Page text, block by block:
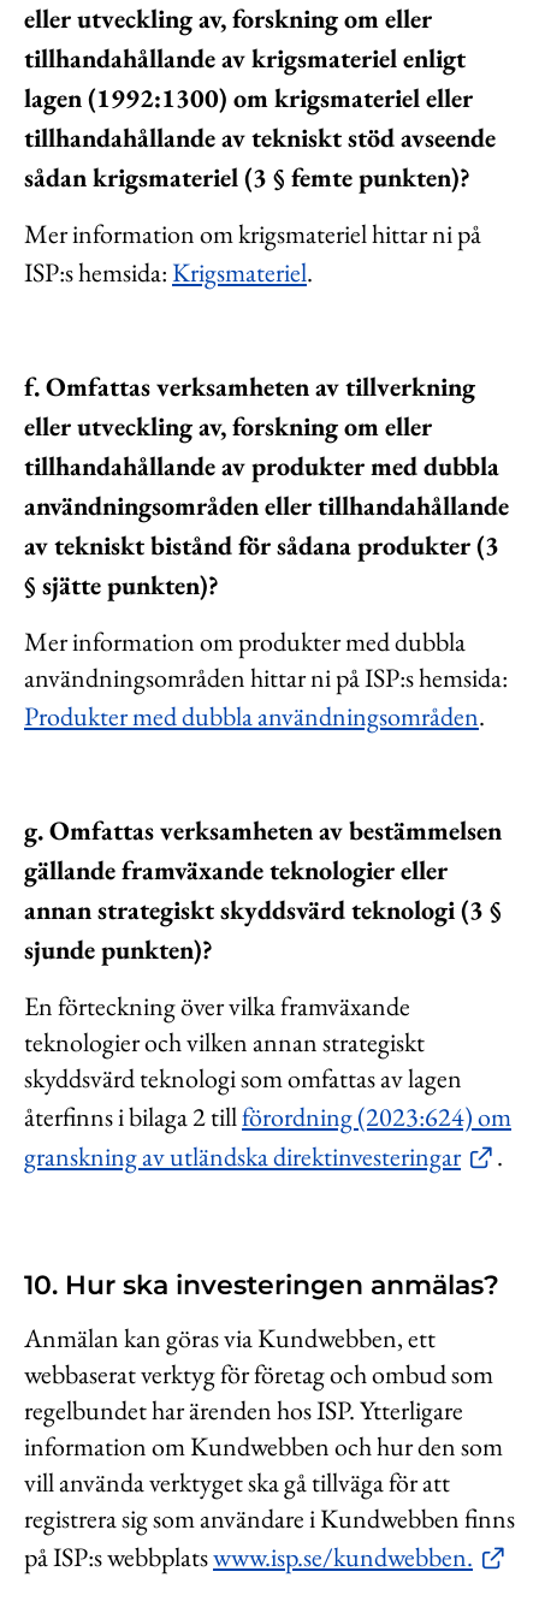
eller utveckling av, forskning om eller
tillhandahållande av krigsmateriel enligt
lagen (1992:1300) om krigsmateriel eller
tillhandahållande av tekniskt stöd avseende
sådan krigsmateriel (3 § femte punkten)?
Mer information om krigsmateriel hittar ni på
ISP:s hemsida: Krigsmateriel.
f. Omfattas verksamheten av tillverkning
eller utveckling av, forskning om eller
tillhandahållande av produkter med dubbla
användningsområden eller tillhandahållande
av tekniskt bistånd för sådana produkter (3
§ sjätte punkten)?
Mer information om produkter med dubbla
användningsområden hittar ni på ISP:s hemsida:
Produkter med dubbla användningsområden.
g. Omfattas verksamheten av bestämmelsen
gällande framväxande teknologier eller
annan strategiskt skyddsvärd teknologi (3 §
sjunde punkten)?
En förteckning över vilka framväxande
teknologier och vilken annan strategiskt
skyddsvärd teknologi som omfattas av lagen
återfinns i bilaga 2 tillförordning (2023:624) om
granskning av utländska direktinvesteringar
.
10. Hur ska investeringen anmälas?
Anmälan kan göras via Kundwebben, ett
webbaserat verktyg för företag och ombud som
regelbundet har ärenden hos ISP. Ytterligare
information om Kundwebben och hur den som
vill använda verktyget ska gå tillväga för att
registrera sig som användare i Kundwebben finns
på ISP:s webbplatswww.isp.se/kundwebben.